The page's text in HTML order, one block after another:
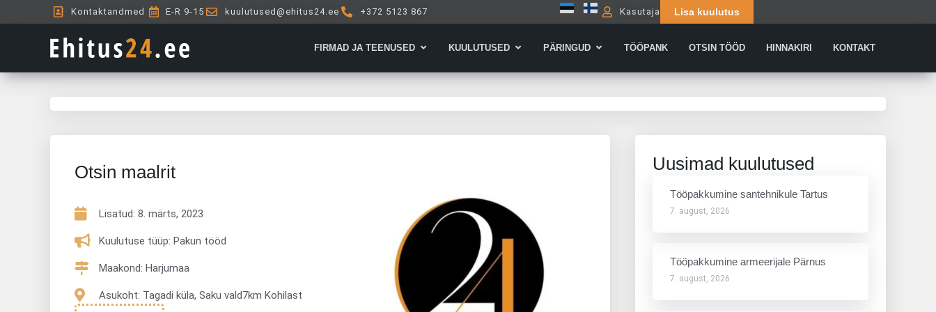
to
Kontaktandmed E-R 9-15 kuulutused@ehitus24.ee +372 5123 867 Kasutaja Lisa kuulutus
FIRMAD JA TEENUSED Open Firmad ja teenused
KUULUTUSED Open Kuulutused
PÄRINGUD Open Päringud
TÖÖPANK OTSIN TÖÖD HINNAKIRI KONTAKT
Otsin maalrit
Lisatud: 8. märts, 2023
Kuulutuse tüüp: Pakun tööd
Maakond: Harjumaa
Asukoht: Tagadi küla, Saku vald7km Kohilast
Uusimad kuulutused
Tööpakkumine santehnikule Tartus
7. august, 2026
Tööpakkumine armeerijale Pärnus
7. august, 2026